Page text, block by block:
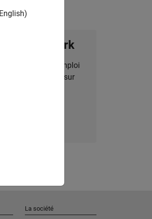
Network
opportunités d'emploi
et des actualités sur
La société